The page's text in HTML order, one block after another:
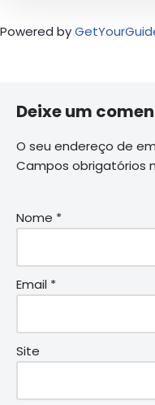
Powered by
Deixe um
O seu endereço de
Campos obrigatórios
Nome *
Email *
Site